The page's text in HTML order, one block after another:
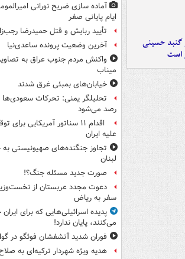
گنبد حسینی
است
آماده سازی ضریح نورانی
ایام پایانی صفر
تأیید ربایش و قتل حمیدرضا
آخرین وضعیت پرونده ساعدی‌نیا
واکنش مردم جنوب عراق به
میناب
خیابان‌های بمبئی غرق شدند
تحلیلگر یمنی: تحرکات
رصد می‌شود
اقدام ۱۱ سناتور آمریکایی
علیه ایران
تجاوز جنگنده‌های صهیونیستی به
لبنان
صورت جدید مسئله جنگ؟!
دعوت مجدد عربستان از
سفر به ریاض
پدیده اسرائیلی‌هایی که برای
می‌کنند، پایان ندارد!
فوران شدید آتشفشان فوئگو در
هدیه ویژه شهردار ترکیه‌ای به